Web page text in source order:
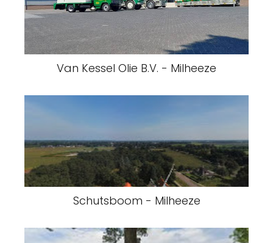
Van Kessel Olie B.V. - Milheeze
Schutsboom - Milheeze